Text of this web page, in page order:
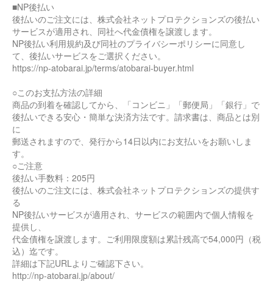
■NP後払い
後払いのご注文には、株式会社ネットプロテクションズの後払い
サービスが適用され、同社へ代金債権を譲渡します。
NP後払い利用規約及び同社のプライバシーポリシーに同意し
て、後払いサービスをご選択ください。
https://np-atobarai.jp/terms/atobarai-buyer.html
○このお支払方法の詳細
商品の到着を確認してから、「コンビニ」「郵便局」「銀行」で
後払いできる安心・簡単な決済方法です。請求書は、商品とは別
に
郵送されますので、発行から14日以内にお支払いをお願いしま
す。
○ご注意
後払い手数料：205円
後払いのご注文には、株式会社ネットプロテクションズの提供す
る
NP後払いサービスが適用され、サービスの範囲内で個人情報を
提供し、
代金債権を譲渡します。ご利用限度額は累計残高で54,000円（税
込）迄です。
詳細は下記URLよりご確認下さい。
http://np-atobarai.jp/about/